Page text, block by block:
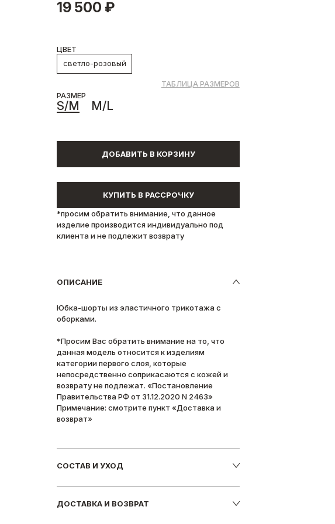
19 500 ₽
ДОБАВИТЬ В КОРЗИНУ
КУПИТЬ В РАССРОЧКУ
*просим обратить внимание, что данное
изделие производится индивидуально под
клиента и не подлежит возврату
РАЗМЕР
S/M M/L
ЦВЕТ
светло-розовый
ТАБЛИЦА РАЗМЕРОВ
ОПИСАНИЕ
Юбка-шорты из эластичного трикотажа с
оборками.
*Просим Вас обратить внимание на то, что
данная модель относится к изделиям
категории первого слоя, которые
непосредственно соприкасаются с кожей и
возврату не подлежат. «Постановление
Правительства РФ от 31.12.2020 N 2463»
Примечание: смотрите пункт «Доставка и
возврат»
СОСТАВ И УХОД
ДОСТАВКА И ВОЗВРАТ